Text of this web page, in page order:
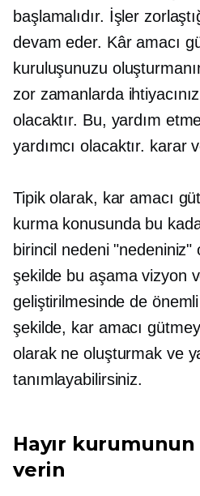
başlamalıdır. İşler
devam eder. Kâr amacı
kuruluşunuzu
zor zamanlarda
olacaktır. Bu, yardım
yardımcı olacaktır. karar
Tipik olarak, kar amacı
kurma konusunda bu
birincil nedeni "nedeniniz"
şekilde bu aşama vizyon
geliştirilmesinde de
şekilde, kar amacı
olarak ne oluşturmak ve
tanımlayabilirsiniz.
Hayır
verin